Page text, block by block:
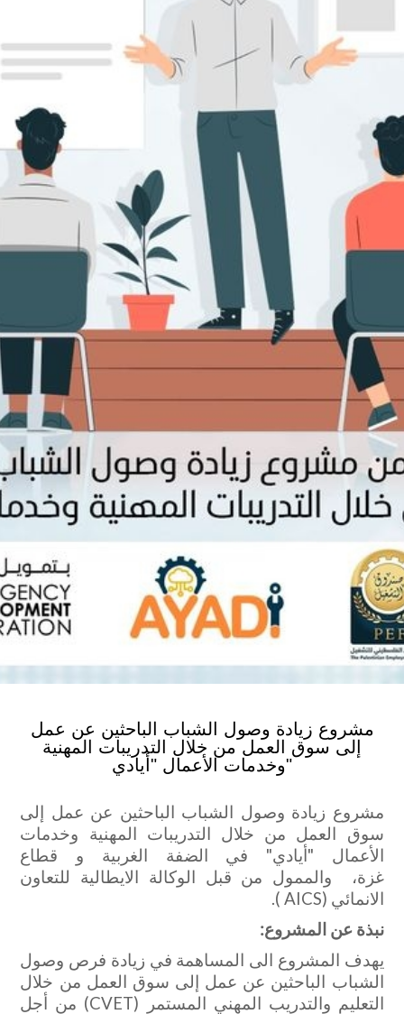
مشروع زيادة وصول الشباب الباحثين عن عمل
إلى سوق العمل من خلال التدريبات المهنية
وخدمات الأعمال "أيادي"
مشروع زيادة وصول الشباب الباحثين عن عمل إلى
سوق العمل من خلال التدريبات المهنية وخدمات
الأعمال "أيادي" في الضفة الغربية و قطاع
غزة، والممول من قبل الوكالة الايطالية للتعاون
الانمائي (AICS ).
نبذة عن المشروع:
يهدف المشروع الى المساهمة في زيادة فرص وصول
الشباب الباحثين عن عمل إلى سوق العمل من خلال
التعليم والتدريب المهني المستمر (CVET) من أجل